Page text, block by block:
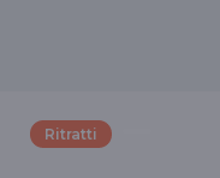
Ritratti